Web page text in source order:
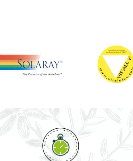
10,50 €